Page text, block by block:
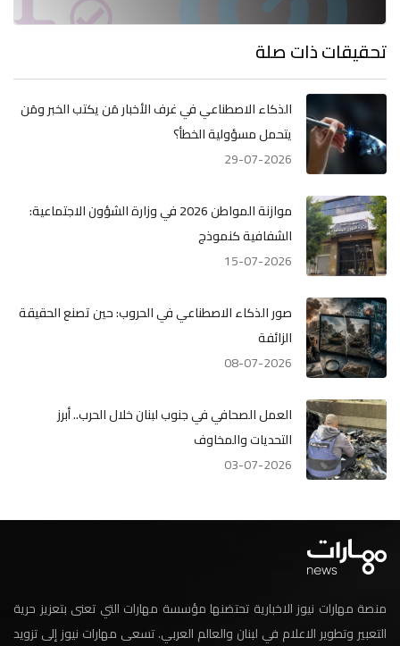
تحقيقات ذات صلة
الذكاء الاصطناعي في غرف الأخبار مَن يكتب الخبر ومَن
يتحمل مسؤولية الخطأ؟
29-07-2026
موازنة المواطن 2026 في وزارة الشؤون الاجتماعية:
الشفافية كنموذج
15-07-2026
صور الذكاء الاصطناعي في الحروب: حين تصنع الحقيقة
الزائفة
08-07-2026
العمل الصحافي في جنوب لبنان خلال الحرب.. أبرز
التحديات والمخاوف
03-07-2026
منصة مهارات نيوز الاخبارية تحتضنها مؤسسة مهارات التي تعنى بتعزيز حرية
التعبير وتطوير الاعلام في لبنان والعالم العربي. تسعى مهارات نيوز إلى تزويد